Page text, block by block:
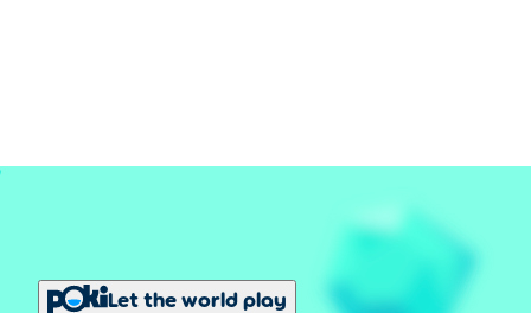
Let the world play